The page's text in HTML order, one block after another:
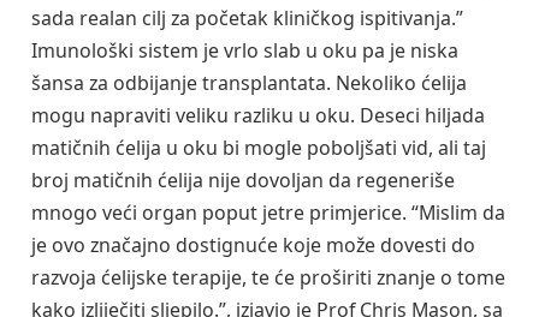
sada realan cilj za početak kliničkog ispitivanja.”
Imunološki sistem je vrlo slab u oku pa je niska
šansa za odbijanje transplantata. Nekoliko ćelija
mogu napraviti veliku razliku u oku. Deseci hiljada
matičnih ćelija u oku bi mogle poboljšati vid, ali taj
broj matičnih ćelija nije dovoljan da regeneriše
mnogo veći organ poput jetre primjerice. “Mislim da
je ovo značajno dostignuće koje može dovesti do
razvoja ćelijske terapije, te će proširiti znanje o tome
kako izliječiti sljepilo.”, izjavio je Prof Chris Mason, sa